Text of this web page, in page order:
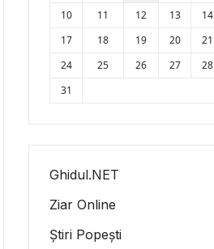
10
11 12 13 14
17
18 19 20 21
24
25 26 27 28
31
Ghidul.NET
Ziar Online
Știri Popești